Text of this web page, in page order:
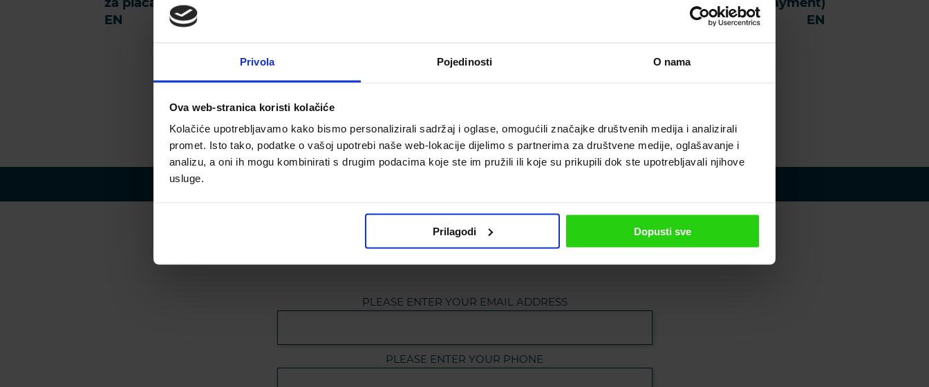
Privola Pojedinosti O nama
Ova web-stranica koristi kolačiće
Kolačiće upotrebljavamo kako bismo personalizirali sadržaj i oglase, omogućili značajke društvenih medija i analizirali
promet. Isto tako, podatke o vašoj upotrebi naše web-lokacije dijelimo s partnerima za društvene medije, oglašavanje i
analizu, a oni ih mogu kombinirati s drugim podacima koje ste im pružili ili koje su prikupili dok ste upotrebljavali njihove
usluge.
Prilagodi Dopusti sve
EN
EN
Subscribe to our newsletter
PLEASE ENTER YOUR EMAIL ADDRESS
PLEASE ENTER YOUR PHONE